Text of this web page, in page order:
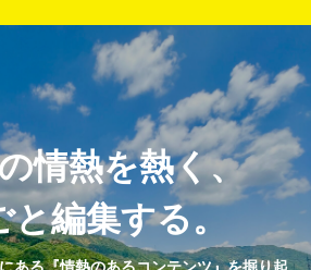
情熱を熱く、
と編集する。